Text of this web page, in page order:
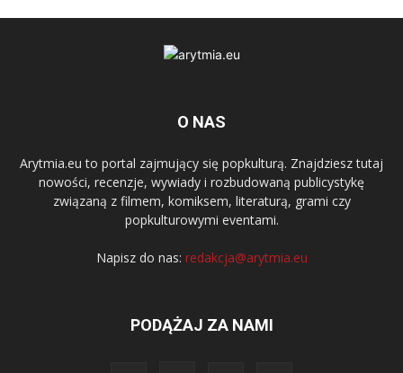
O NAS
Arytmia.eu to portal zajmujący się popkulturą. Znajdziesz tutaj
nowości, recenzje, wywiady i rozbudowaną publicystykę
związaną z filmem, komiksem, literaturą, grami czy
popkulturowymi eventami.
Napisz do nas: redakcja@arytmia.eu
PODĄŻAJ ZA NAMI